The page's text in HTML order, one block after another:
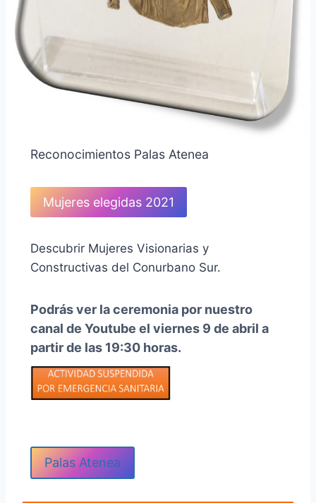
Reconocimientos Palas Atenea
Mujeres elegidas 2021
Descubrir Mujeres Visionarias y
Constructivas del Conurbano Sur.
Podrás ver la ceremonia por nuestro
canal de Youtube el viernes 9 de abril a
partir de las 19:30 horas.
Palas Atenea